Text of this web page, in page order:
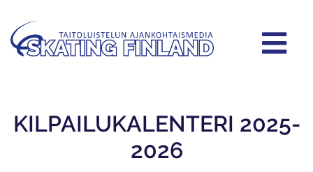
KILPAILUKALENTERI 2025-
2026